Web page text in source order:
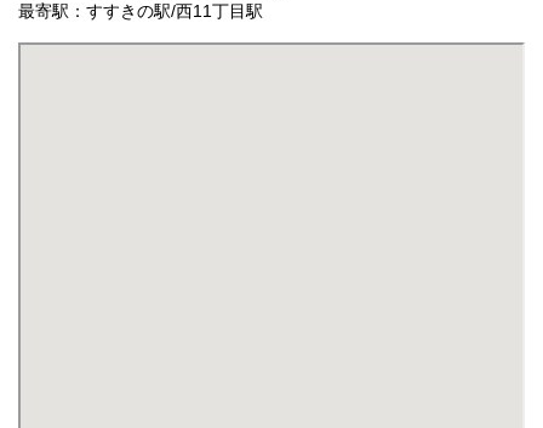
最寄駅：すすきの駅/西11丁目駅